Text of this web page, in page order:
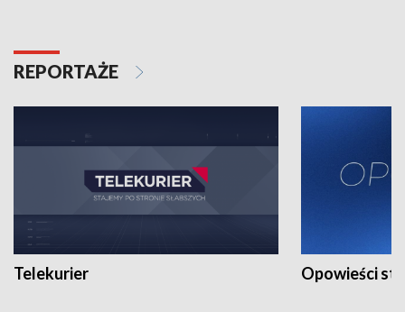
REPORTAŻE
Telekurier Opowieści